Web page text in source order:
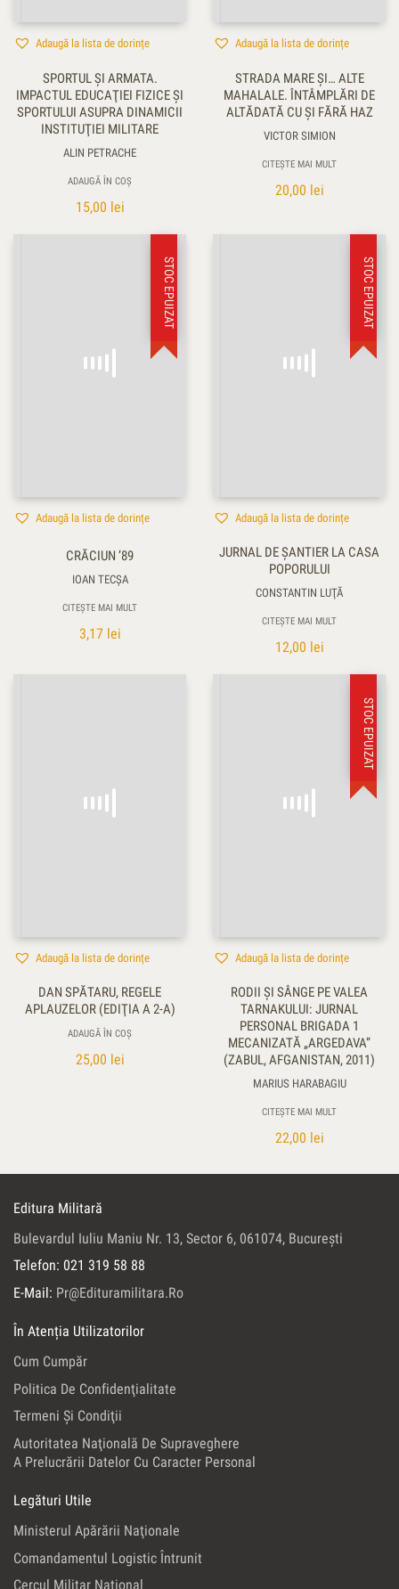
Adaugă la lista de dorințe
SPORTUL ŞI ARMATA.
IMPACTUL EDUCAŢIEI FIZICE ŞI
SPORTULUI ASUPRA DINAMICII
INSTITUŢIEI MILITARE
ALIN PETRACHE
ADAUGĂ ÎN COȘ
15,00 lei
Adaugă la lista de dorințe
STRADA MARE ŞI… ALTE
MAHALALE. ÎNTÂMPLĂRI DE
ALTĂDATĂ CU ŞI FĂRĂ HAZ
VICTOR SIMION
CITEȘTE MAI MULT
20,00 lei
STOC EPUIZAT
Adaugă la lista de dorințe
CRĂCIUN ’89
IOAN TECŞA
CITEȘTE MAI MULT
3,17 lei
STOC EPUIZAT
Adaugă la lista de dorințe
JURNAL DE ŞANTIER LA CASA
POPORULUI
CONSTANTIN LUŢĂ
CITEȘTE MAI MULT
12,00 lei
Adaugă la lista de dorințe
DAN SPĂTARU, REGELE
APLAUZELOR (EDIŢIA A 2-A)
ADAUGĂ ÎN COȘ
25,00 lei
STOC EPUIZAT
Adaugă la lista de dorințe
RODII ŞI SÂNGE PE VALEA
TARNAKULUI: JURNAL
PERSONAL BRIGADA 1
MECANIZATĂ „ARGEDAVA”
(ZABUL, AFGANISTAN, 2011)
MARIUS HARABAGIU
CITEȘTE MAI MULT
22,00 lei
Editura Militară
Bulevardul Iuliu Maniu Nr. 13, Sector 6, 061074, Bucureşti
Telefon: 021 319 58 88
E-Mail: Pr@edituramilitara.ro
În Atenția Utilizatorilor
Cum Cumpăr
Politica De Confidenţialitate
Termeni Şi Condiţii
Autoritatea Naţională De Supraveghere
A Prelucrării Datelor Cu Caracter Personal
Legături Utile
Ministerul Apărării Naţionale
Comandamentul Logistic Întrunit
Cercul Militar Naţional